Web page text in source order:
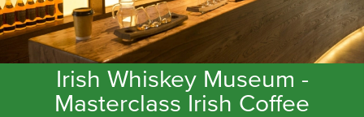
Irish Whiskey Museum -
Masterclass Irish Coffee